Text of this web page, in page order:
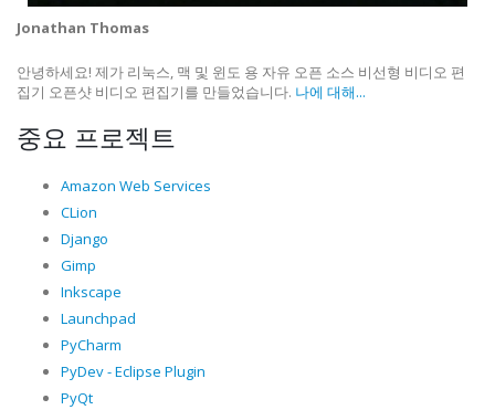
Jonathan Thomas
안녕하세요! 제가 리눅스, 맥 및 윈도 용 자유 오픈 소스 비선형 비디오 편
집기 오픈샷 비디오 편집기를 만들었습니다. 나에 대해...
중요 프로젝트
Amazon Web Services
CLion
Django
Gimp
Inkscape
Launchpad
PyCharm
PyDev - Eclipse Plugin
PyQt